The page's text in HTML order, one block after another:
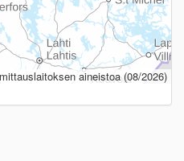
aineistoa (08/2026)